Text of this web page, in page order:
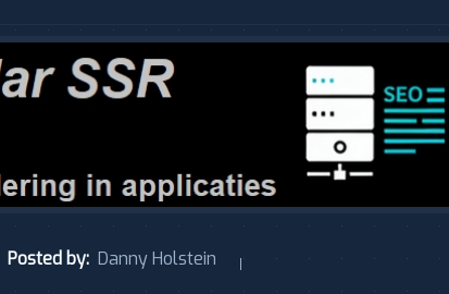
Posted by: Danny Holstein